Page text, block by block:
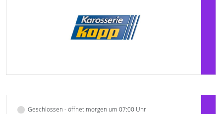
Geschlossen - öffnet morgen um 07:00 Uhr